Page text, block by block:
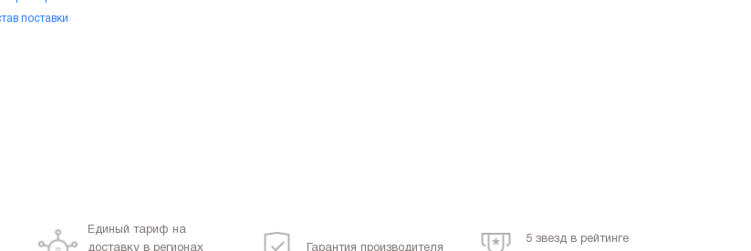
поставки
Единый тариф на
доставку в регионах
Гарантия производителя
5 звезд в рейтинге